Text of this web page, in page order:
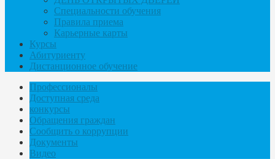
Специальности обучения
Правила приема
Карьерные карты
Курсы
Абитуриенту
Дистанционное обучение
Профессионалы
Доступная среда
конкурсы
Обращения граждан
Сообщить о коррупции
Документы
Видео